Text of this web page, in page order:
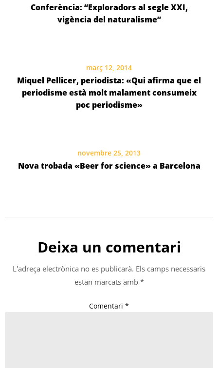
Conferència: “Exploradors al segle XXI,
vigència del naturalisme”
març 12, 2014
Miquel Pellicer, periodista: «Qui afirma que el
periodisme està molt malament consumeix
poc periodisme»
novembre 25, 2013
Nova trobada «Beer for science» a Barcelona
Deixa un comentari
L'adreça electrònica no es publicarà. Els camps necessaris
estan marcats amb *
Comentari *